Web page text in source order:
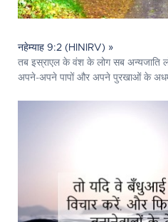
नहेम्याह 9:2 (HINIRV) »
तब इस्राएल के वंश के लोग सब अन्यजाति
अपने-अपने पापों और अपने पुरखाओं के अधर्म